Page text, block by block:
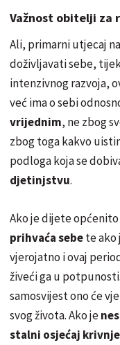
Važnost obitelji za
Ali, primarni utjecaj
doživljavati sebe,
intenzivnog razvoja,
već ima o sebi
vrijednim, ne zbog
zbog toga kakvo
podloga koja se
djetinjstvu.
Ako je dijete
prihvaća sebete ako
vjerojatno i ovaj
živeći ga u
samosvijest ono će
svog života. Ako je
stalni osjećaj krivnje